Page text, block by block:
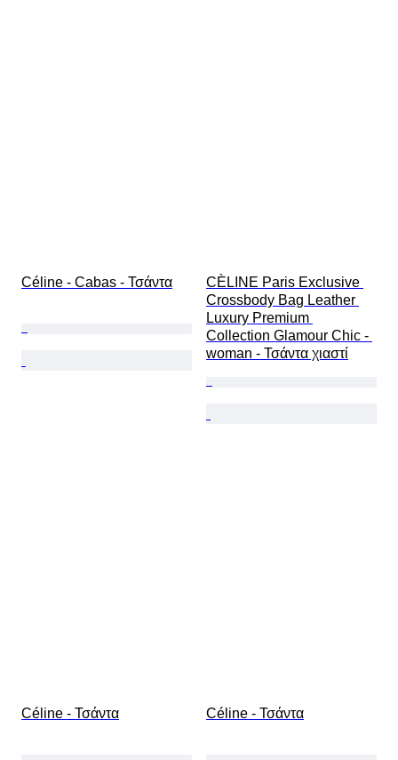
Céline - Cabas - Τσάντα
CÈLINE Paris Exclusive
Crossbody Bag Leather
Luxury Premium
Collection Glamour Chic -
woman - Τσάντα χιαστί
Céline - Τσάντα Céline - Τσάντα